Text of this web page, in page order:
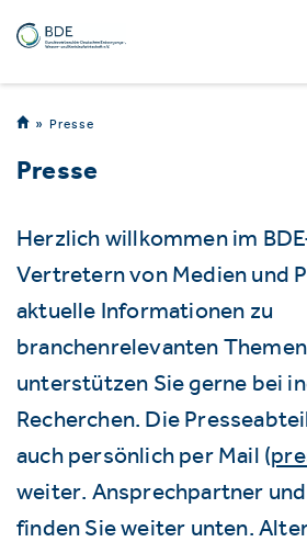
Presse
Presse
Herzlich willkommen im
Vertretern von Medien und
aktuelle Informationen zu
branchenrelevanten
unterstützen Sie gerne bei
Recherchen. Die
auch persönlich per Mail (
weiter. Ansprechpartner
finden Sie weiter unten.